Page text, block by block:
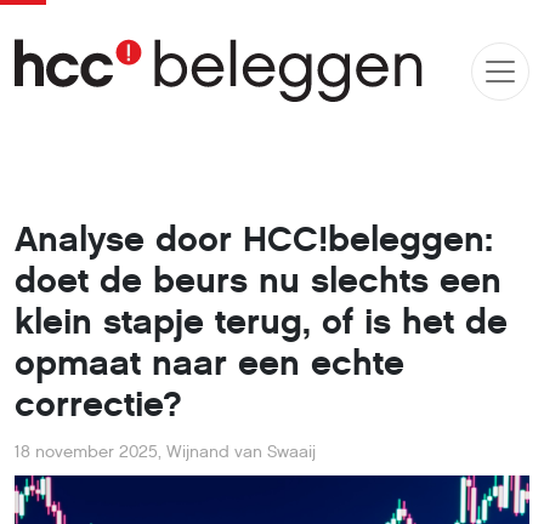
Analyse door HCC!beleggen:
doet de beurs nu slechts een
klein stapje terug, of is het de
opmaat naar een echte
correctie?
18 november 2025, Wijnand van Swaaij